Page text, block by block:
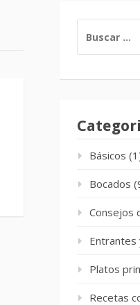
Básicos
Bocados
Consejos
Entrantes
Platos
Recetas